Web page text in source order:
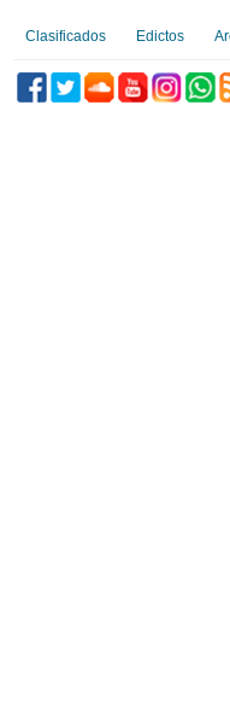
Clasificados Edictos